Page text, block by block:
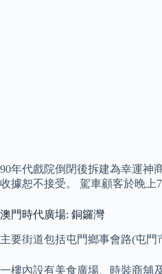
90年代戲院倒閉後拆建為幸運神
收據恕不接受。 駕車顧客於晚上
澳門時代廣場: 銅鑼灣
主要街道包括屯門鄉事會路(屯門
一樓內設有美食廣場、時裝商舖